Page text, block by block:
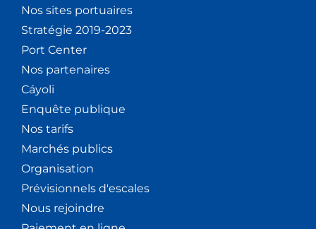
Nos sites portuaires
Stratégie 2019-2023
Port Center
Nos partenaires
Cáyoli
Enquête publique
Nos tarifs
Marchés publics
Organisation
Prévisionnels d'escales
Nous rejoindre